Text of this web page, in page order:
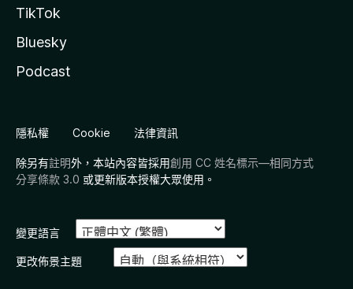
TikTok
Bluesky
Podcast
隱私權 Cookie 法律資訊
除另有註明外，本站內容皆採用創用 CC 姓名標示—相同方式
分享條款 3.0 或更新版本授權大眾使用。
變更語言
更改佈景主題